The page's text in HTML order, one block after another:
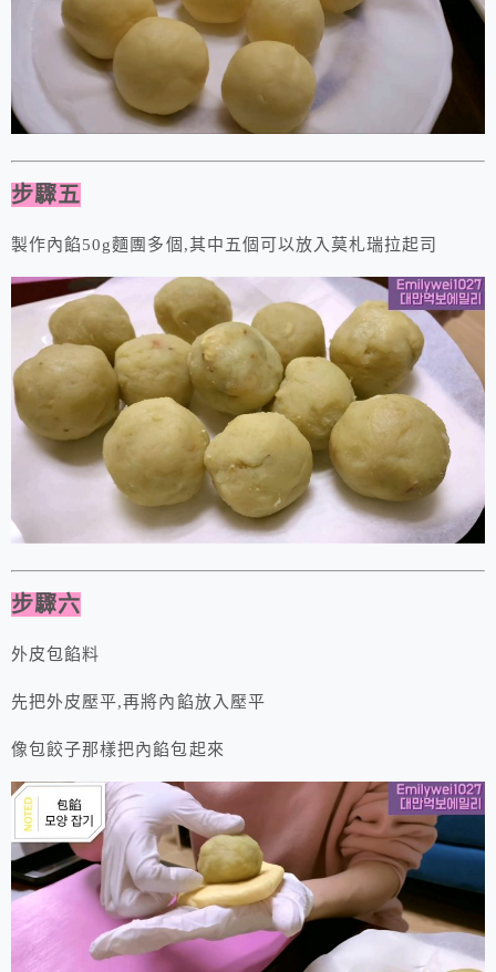
步驟五
製作內餡50g麵團多個,其中五個可以放入莫札瑞拉起司
步驟六
外皮包餡料
先把外皮壓平,再將內餡放入壓平
像包餃子那樣把內餡包起來